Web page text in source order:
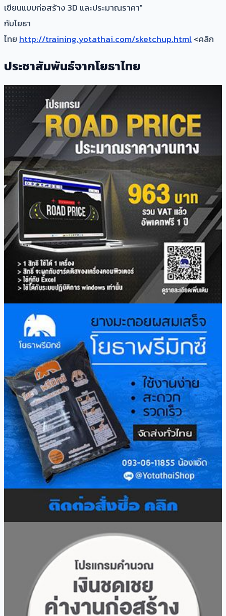
เขียนแบบก่อสร้าง 3D และประมาณราคา"
กับโยธา
ไทย http://training.yotathai.com/sketchup.html<คลิก
ประชาสัมพันธ์จากโยธาไทย